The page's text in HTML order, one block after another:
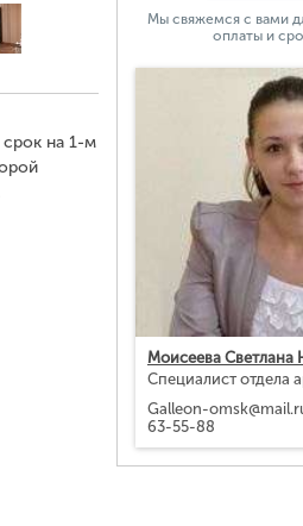
на 1-м
Мы свяжемся с вами
оплаты и
Моисеева Светлана
Специалист отдела
Galleon-
63-55-88